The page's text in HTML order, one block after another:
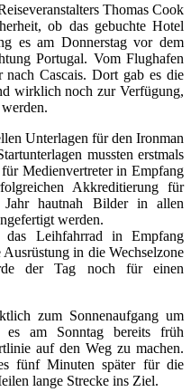
Thomas Cook
ob das gebuchte Hotel
es am Donnerstag vor dem
Portugal. Vom Flughafen
Cascais. Dort gab es die
wirklich noch zur Verfügung,
Unterlagen für den Ironman
mussten erstmals
Medienvertreter in Empfang
Akkreditierung für
Jahr hautnah Bilder in allen
werden.
das Leihfahrrad in Empfang
in die Wechselzone
der Tag noch für einen
zum Sonnenaufgang um
am Sonntag bereits früh
auf den Weg zu machen.
fünf Minuten später für die
lange Strecke ins Ziel.